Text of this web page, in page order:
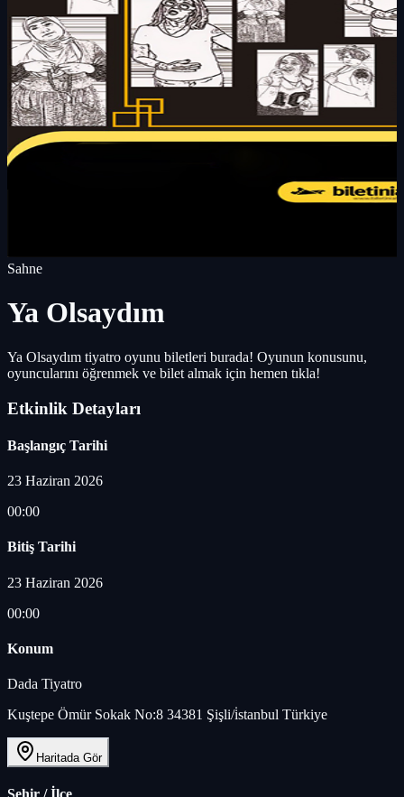
Sahne
Ya Olsaydım
Ya Olsaydım tiyatro oyunu biletleri burada! Oyunun konusunu,
oyuncularını öğrenmek ve bilet almak için hemen tıkla!
Etkinlik Detayları
Başlangıç Tarihi
23 Haziran 2026
00:00
Bitiş Tarihi
23 Haziran 2026
00:00
Konum
Dada Tiyatro
Kuştepe Ömür Sokak No:8 34381 Şişli/i̇stanbul Türkiye
Haritada Gör